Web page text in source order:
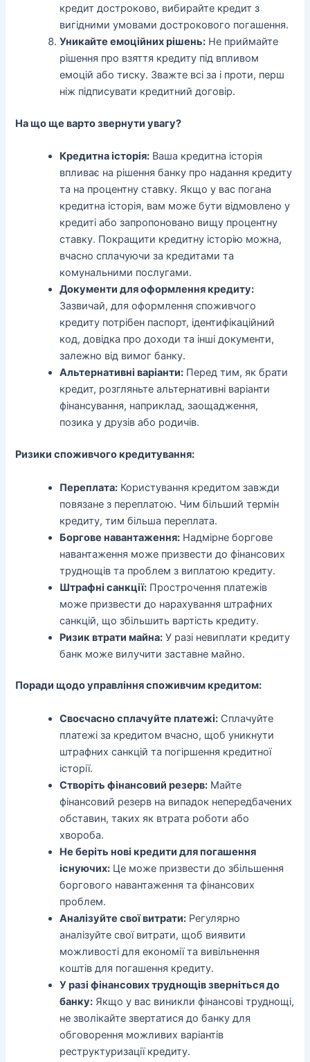
кредит достроково, вибирайте кредит з
вигідними умовами дострокового погашення.
Уникайте емоційних рішень: Не приймайте
рішення про взяття кредиту під впливом
емоцій або тиску. Зважте всі за і проти, перш
ніж підписувати кредитний договір.
На що ще варто звернути увагу?
Кредитна історія: Ваша кредитна історія
впливає на рішення банку про надання кредиту
та на процентну ставку. Якщо у вас погана
кредитна історія, вам може бути відмовлено у
кредиті або запропоновано вищу процентну
ставку. Покращити кредитну історію можна,
вчасно сплачуючи за кредитами та
комунальними послугами.
Документи для оформлення кредиту:
Зазвичай, для оформлення споживчого
кредиту потрібен паспорт, ідентифікаційний
код, довідка про доходи та інші документи,
залежно від вимог банку.
Альтернативні варіанти: Перед тим, як брати
кредит, розгляньте альтернативні варіанти
фінансування, наприклад, заощадження,
позика у друзів або родичів.
Ризики споживчого кредитування:
Переплата: Користування кредитом завжди
повязане з переплатою. Чим більший термін
кредиту, тим більша переплата.
Боргове навантаження: Надмірне боргове
навантаження може призвести до фінансових
труднощів та проблем з виплатою кредиту.
Штрафні санкції: Прострочення платежів
може призвести до нарахування штрафних
санкцій, що збільшить вартість кредиту.
Ризик втрати майна: У разі невиплати кредиту
банк може вилучити заставне майно.
Поради щодо управління споживчим кредитом:
Своєчасно сплачуйте платежі: Сплачуйте
платежі за кредитом вчасно, щоб уникнути
штрафних санкцій та погіршення кредитної
історії.
Створіть фінансовий резерв: Майте
фінансовий резерв на випадок непередбачених
обставин, таких як втрата роботи або
хвороба.
Не беріть нові кредити для погашення
існуючих: Це може призвести до збільшення
боргового навантаження та фінансових
проблем.
Аналізуйте свої витрати: Регулярно
аналізуйте свої витрати, щоб виявити
можливості для економії та вивільнення
коштів для погашення кредиту.
У разі фінансових труднощів зверніться до
банку: Якщо у вас виникли фінансові труднощі,
не зволікайте звертатися до банку для
обговорення можливих варіантів
реструктуризації кредиту.